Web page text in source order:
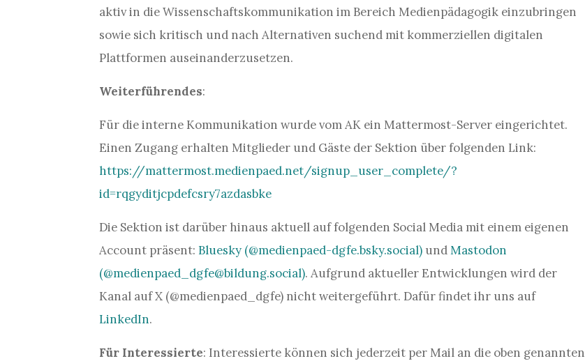
aktiv in die Wissenschaftskommunikation im Bereich Medienpädagogik einzubringen
sowie sich kritisch und nach Alternativen suchend mit kommerziellen digitalen
Plattformen auseinanderzusetzen.
Weiterführendes:
Für die interne Kommunikation wurde vom AK ein Mattermost-Server eingerichtet.
Einen Zugang erhalten Mitglieder und Gäste der Sektion über folgenden Link:
https://mattermost.medienpaed.net/signup_user_complete/?
id=rqgyditjcpdefcsry7azdasbke
Die Sektion ist darüber hinaus aktuell auf folgenden Social Media mit einem eigenen
Account präsent: Bluesky (@medienpaed-dgfe.bsky.social) undMastodon
(@medienpaed_dgfe@bildung.social). Aufgrund aktueller Entwicklungen wird der
Kanal auf X (@medienpaed_dgfe) nicht weitergeführt. Dafür findet ihr uns auf
LinkedIn.
Für Interessierte: Interessierte können sich jederzeit per Mail an die oben genannten